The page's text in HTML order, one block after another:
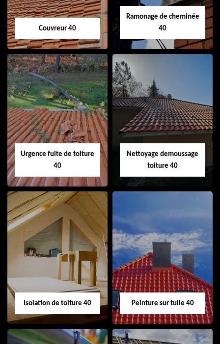
Couvreur 40
Couvreur 40
Ramonage de cheminée
40
Ramonage de
cheminée 40
Urgence fuite de toiture
40
Urgence fuite de
toiture 40
Nettoyage demoussage
toiture 40
Nettoyage
demoussage
toiture 40
Isolation de toiture 40 Peinture sur tuile 40